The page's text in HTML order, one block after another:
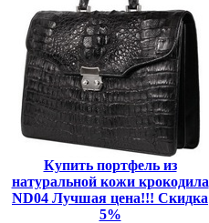
Купить портфель из
натуральной кожи крокодила
ND04 Лучшая цена!!! Скидка
5%